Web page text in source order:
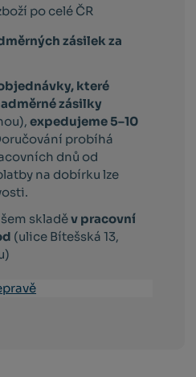
po celé ČR
zásilek za
které
zásilky
expedujeme 5–10
probíhá
dnů od
na dobírku lze
skladěv pracovní
(ulice Bítešská 13,